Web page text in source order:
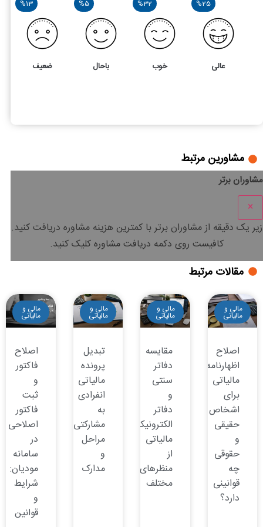
%25
عالی
%32
خوب
%5
باحال
%13
ضعیف
مشاورین مرتبط
مشاوران برتر
×
زیر یک دقیقه از مشاوران برتر باکمترین هزینه مشاوره دریافت کنید.
کافیست روی دکمه دریافت مشاوره کلیک کنید.
مقالات مرتبط
مالی و
مالیاتی
اصلاح
اظهارنامه
مالیاتی
برای
اشخاص
حقیقی
و
حقوقی
چه
قوانینی
دارد؟
مالی و
مالیاتی
مقایسه
دفاتر
سنتی
و
دفاتر
الکترونیکی
مالیاتی
از
منظرهای
مختلف
مالی و
مالیاتی
تبدیل
پرونده
مالیاتی
انفرادی
به
مشارکتی:
مراحل
و
مدارک
مالی و
مالیاتی
اصلاح
فاکتور
و
ثبت
فاکتور
اصلاحی
در
سامانه
مودیان:
شرایط
و
قوانین